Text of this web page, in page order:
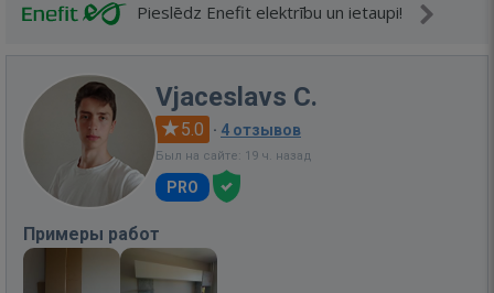
Pieslēdz Enefit elektrību un ietaupi!
Vjaceslavs C.
5.0 · 4 отзывов
Был на сайте: 19 ч. назад
PRO
Примеры работ